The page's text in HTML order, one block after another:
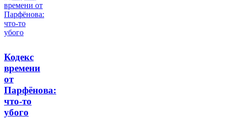
Кодекс
времени
от
Парфёнова:
что-то
убого